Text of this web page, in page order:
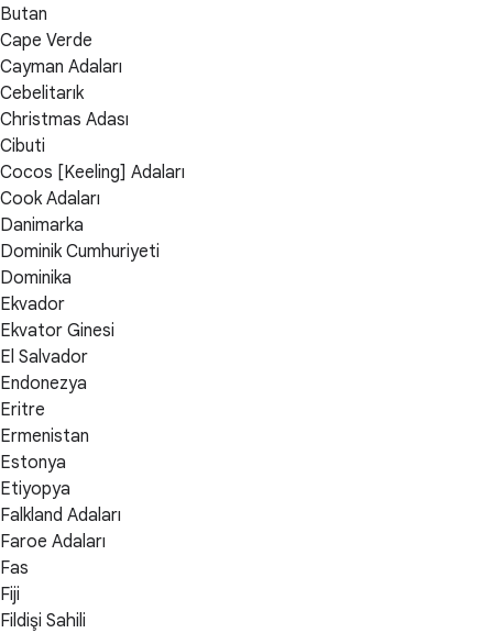
Butan
Cape Verde
Cayman Adaları
Cebelitarık
Christmas Adası
Cibuti
Cocos [Keeling] Adaları
Cook Adaları
Danimarka
Dominik Cumhuriyeti
Dominika
Ekvador
Ekvator Ginesi
El Salvador
Endonezya
Eritre
Ermenistan
Estonya
Etiyopya
Falkland Adaları
Faroe Adaları
Fas
Fiji
Fildişi Sahili